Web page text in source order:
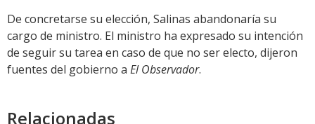
De concretarse su elección, Salinas abandonaría su
cargo de ministro. El ministro ha expresado su intención
de seguir su tarea en caso de que no ser electo, dijeron
fuentes del gobierno a El Observador.
Relacionadas